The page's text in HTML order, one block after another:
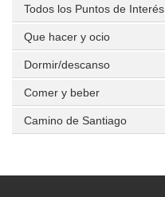
Todos los Puntos de Interés
Que hacer y ocio
Dormir/descanso
Comer y beber
Camino de Santiago